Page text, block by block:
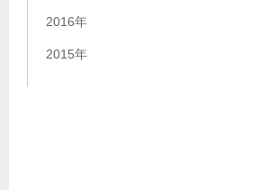
2016年
2015年